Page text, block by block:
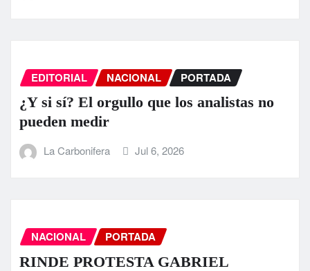
EDITORIAL NACIONAL PORTADA
¿Y si sí? El orgullo que los analistas no
pueden medir
La Carbonifera Jul 6, 2026
NACIONAL PORTADA
RINDE PROTESTA GABRIEL